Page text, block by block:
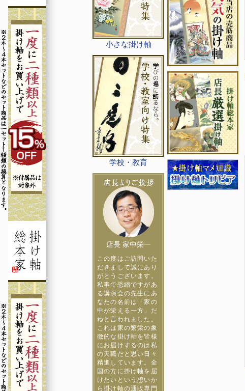
小さな掛け軸
学校・教育
店長 家中栄一
この度はご訪問いた
だきまして誠にあり
がとうございます。
私事で恐縮ですがあ
る講演会の先生にあ
なたの名前は「家の
中が栄える一方」だ
ねと言われました。
これは家の繁栄の象
徴的な掛け軸を皆様
にお届けするのは私
の天職だと思い日々
精進しています。全
国の方に掛け軸を届
けたいという想いか
ら掛け軸の通販専門